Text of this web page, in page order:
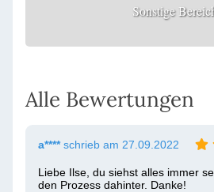
Sonstige
Alle Bewertungen
a****schrieb am 27.09.2022
Liebe Ilse, du siehst alles immer
den Prozess dahinter. Danke!